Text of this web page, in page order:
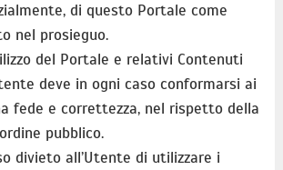
di questo Portale come
nel prosieguo.
del Portale e relativi Contenuti
deve in ogni caso conformarsi ai
fede e correttezza, nel rispetto della
pubblico.
divieto all’Utente di utilizzare i